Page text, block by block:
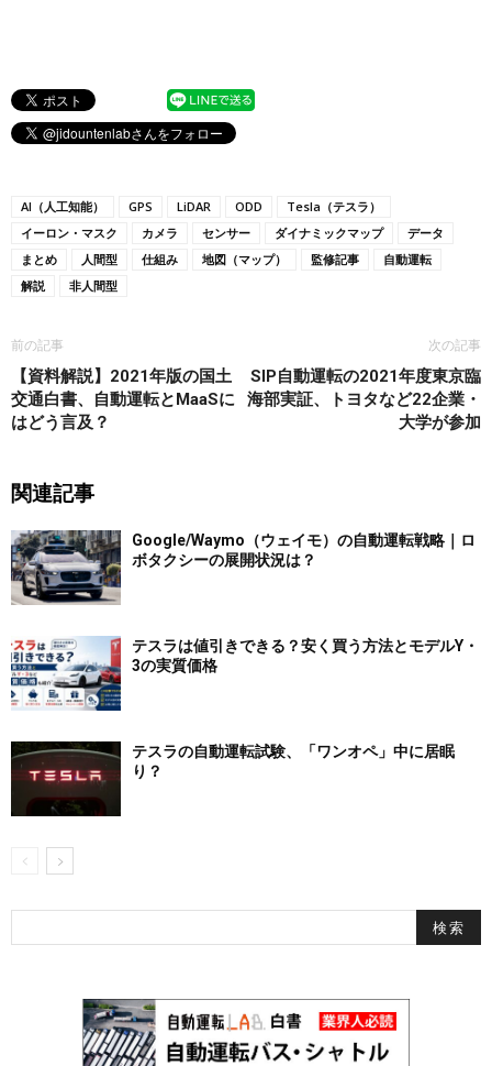
AI（人工知能） GPS LiDAR ODD
Tesla（テスラ）
イーロン・マスク
カメラ センサー ダイナミックマップ
データ
まとめ
人間型 仕組み 地図（マップ） 監修記事
自動運転
解説
非人間型
前の記事
【資料解説】2021年版の国土
交通白書、自動運転とMaaSに
はどう言及？
次の記事
SIP自動運転の2021年度東京臨
海部実証、トヨタなど22企業・
大学が参加
関連記事
Google/Waymo（ウェイモ）の自動運転戦略｜ロ
ボタクシーの展開状況は？
テスラは値引きできる？安く買う方法とモデルY・
3の実質価格
テスラの自動運転試験、「ワンオペ」中に居眠
り？